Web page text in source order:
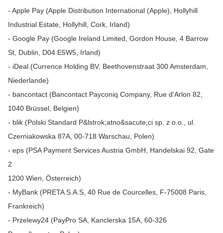
- Apple Pay (Apple Distribution International (Apple), Hollyhill
Industrial Estate, Hollyhill, Cork, Irland)
- Google Pay (Google Ireland Limited, Gordon House, 4 Barrow
St, Dublin, D04 E5W5, Irland)
- iDeal (Currence Holding BV, Beethovenstraat 300 Amsterdam,
Niederlande)
- bancontact (Bancontact Payconiq Company, Rue d'Arlon 82,
1040 Brüssel, Belgien)
- blik (Polski Standard P&lstrok;atno&sacute;ci sp. z o.o., ul.
Czerniakowska 87A, 00-718 Warschau, Polen)
- eps (PSA Payment Services Austria GmbH, Handelskai 92, Gate
2
1200 Wien, Österreich)
- MyBank (PRETA S.A.S, 40 Rue de Courcelles, F-75008 Paris,
Frankreich)
- Przelewy24 (PayPro SA, Kanclerska 15A, 60-326